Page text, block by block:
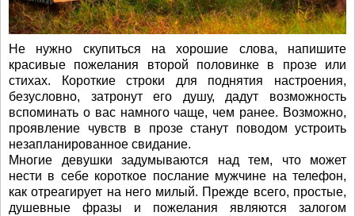
Не нужно скупиться на хорошие слова, напишите
красивые пожелания второй половинке в прозе или
стихах. Короткие строки для поднятия настроения,
безусловно, затронут его душу, дадут возможность
вспоминать о вас намного чаще, чем ранее. Возможно,
проявление чувств в прозе станут поводом устроить
незапланированное свидание.
Многие девушки задумываются над тем, что может
нести в себе короткое послание мужчине на телефон,
как отреагирует на него милый. Прежде всего, простые,
душевные фразы и пожелания являются залогом